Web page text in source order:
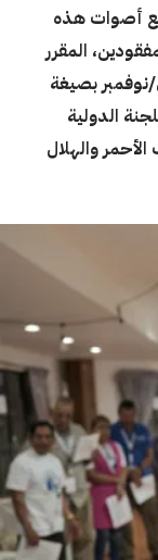
أصوات هذه
المقرر
13 تشرين الثاني/نوفمبر بصيغة
الدولية
والهلال